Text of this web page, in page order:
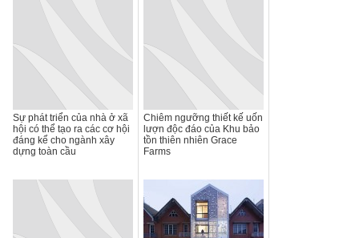
Sự phát triển của nhà ở xã
hội có thể tạo ra các cơ hội
đáng kể cho ngành xây
dựng toàn cầu
Chiêm ngưỡng thiết kế uốn
lượn độc đáo của Khu bảo
tồn thiên nhiên Grace
Farms